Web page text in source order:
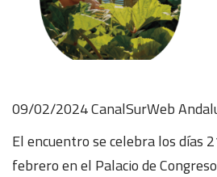
09/02/2024 CanalSurWeb
El encuentro se celebra los días
febrero en el Palacio de